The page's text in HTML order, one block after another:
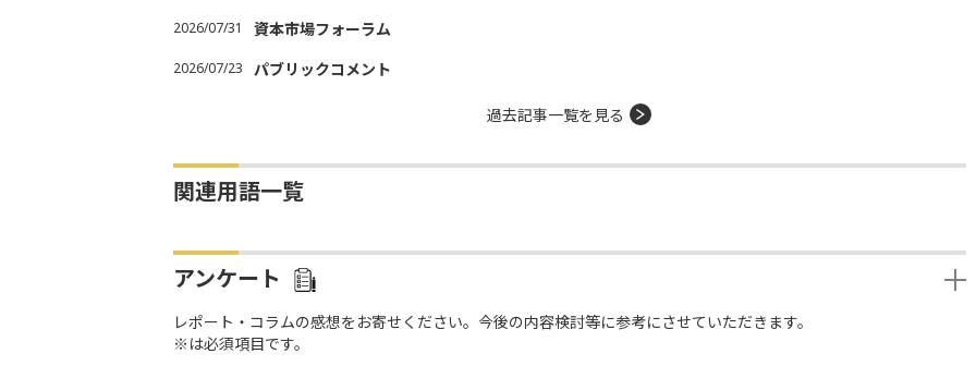
2026/07/31 資本市場フォーラム
2026/07/23 パブリックコメント
過去記事一覧を見る
関連用語一覧
アンケート
レポート・コラムの感想をお寄せください。今後の内容検討等に参考にさせていただきます。
※は必須項目です。